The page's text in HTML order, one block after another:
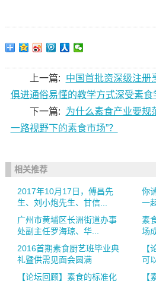
上一篇:
中国首批资深级注册
俱进通俗易懂的教学方式深受素
下一篇:
为什么素食产业要规
一路视野下的素食市场”？
相关推荐
2017年10月17日，傅昌先
生、刘小炮先生、甘信...
你
一
广州市黄埔区长洲街道办事
处副主任罗海琼、华...
素
场
2016首期素食厨艺班毕业典
礼暨供需见面会圆满
可
【论坛回顾】素食的标准化